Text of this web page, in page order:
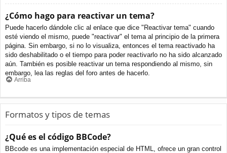
¿Cómo hago para reactivar un tema?
Puede hacerlo dándole clic al enlace que dice "Reactivar tema" cuando
esté viendo el mismo, puede "reactivar" el tema al principio de la primera
página. Sin embargo, si no lo visualiza, entonces el tema reactivado ha
sido deshabilitado o el tiempo para poder reactivarlo no ha sido alcanzado
aún. También es posible reactivar un tema respondiendo al mismo, sin
embargo, lea las reglas del foro antes de hacerlo.
Arriba
Formatos y tipos de temas
¿Qué es el código BBCode?
BBcode es una implementación especial de HTML, ofrece un gran control